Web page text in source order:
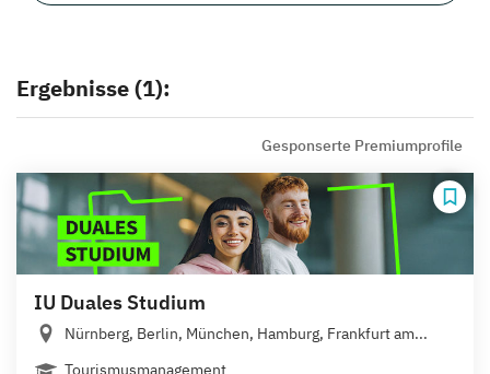
Ergebnisse (1):
Gesponserte Premiumprofile
IU Duales Studium
Nürnberg, Berlin, München, Hamburg, Frankfurt am...
Tourismusmanagement